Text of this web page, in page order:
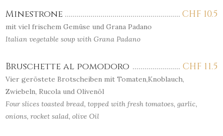
CHF 10.5
Minestrone
mit viel frischem Gemüse und Grana Padano
Italian vegetable soup with Grana Padano
CHF 11.5
Bruschette al pomodoro
Vier geröstete Brotscheiben mit Tomaten,Knoblauch,
Zwiebeln, Rucola und Olivenöl
Four slices toasted bread, topped with fresh tomatoes, garlic,
onions, rocket salad, olive Oil